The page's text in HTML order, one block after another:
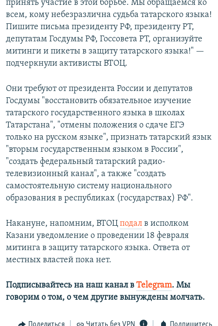
принять участие в этой борьбе. Мы обращаемся ко
всем, кому небезразлична судьба татарского языка!
Пишите письма президенту РФ, президенту РТ,
депутатам Госдумы РФ, Госсовета РТ, организуйте
митинги и пикеты в защиту татарского языка!" —
подчеркнули активисты ВТОЦ.
Они требуют от президента России и депутатов
Госдумы "восстановить обязательное изучение
татарского государственного языка в школах
Татарстана", "отмены положения о сдаче ЕГЭ
только на русском языке", признать татарский язык
"вторым государственным языком в России",
"создать федеральный татарский радио-
телевизионный канал", а также "создать
самостоятельную систему национального
образования в республиках (государствах) РФ".
Накануне, напомним, ВТОЦподал в исполком
Казани уведомление о проведении 18 февраля
митинга в защиту татарского языка. Ответа от
местных властей пока нет.
Подписывайтесь на наш канал в Telegram. Мы
говорим о том, о чем другие вынуждены молчать.